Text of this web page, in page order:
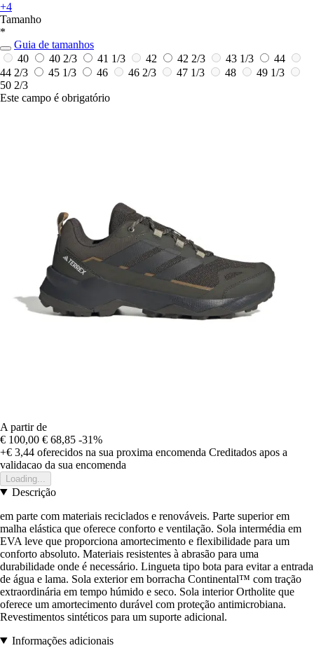
+4
Tamanho
*
Guia de tamanhos
40
40 2/3 41 1/3 42 42 2/3 43 1/3
44
44 2/3
45 1/3 46 46 2/3 47 1/3 48
49 1/3
50 2/3
Este campo é obrigatório
A partir de
€ 100,00 € 68,85 -31%
+€ 3,44 oferecidos na sua proxima encomenda Creditados apos a
validacao da sua encomenda
Loading...
Descrição
em parte com materiais reciclados e renováveis. Parte superior em
malha elástica que oferece conforto e ventilação. Sola intermédia em
EVA leve que proporciona amortecimento e flexibilidade para um
conforto absoluto. Materiais resistentes à abrasão para uma
durabilidade onde é necessário. Lingueta tipo bota para evitar a entrada
de água e lama. Sola exterior em borracha Continental™ com tração
extraordinária em tempo húmido e seco. Sola interior Ortholite que
oferece um amortecimento durável com proteção antimicrobiana.
Revestimentos sintéticos para um suporte adicional.
Informações adicionais